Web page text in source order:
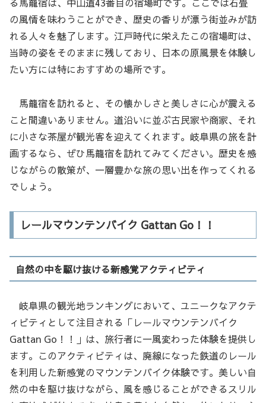
の風情を味わうことができ、歴史の香りが漂う街並みが訪
れる人々を魅了します。江戸時代に栄えたこの宿場町は、
当時の姿をそのままに残しており、日本の原風景を体験し
たい方には特におすすめの場所です。
馬籠宿を訪れると、その懐かしさと美しさに心が震える
こと間違いありません。道沿いに並ぶ古民家や商家、それ
に小さな茶屋が観光客を迎えてくれます。岐阜県の旅を計
画するなら、ぜひ馬籠宿を訪れてみてください。歴史を感
じながらの散策が、一層豊かな旅の思い出を作ってくれる
でしょう。
レールマウンテンバイク Gattan Go！！
自然の中を駆け抜ける新感覚アクティビティ
岐阜県の観光地ランキングにおいて、ユニークなアクテ
ィビティとして注目される「レールマウンテンバイク
Gattan Go！！」は、旅行者に一風変わった体験を提供し
ます。このアクティビティは、廃線になった鉄道のレール
を利用した新感覚のマウンテンバイク体験です。美しい自
然の中を駆け抜けながら、風を感じることができるスリル